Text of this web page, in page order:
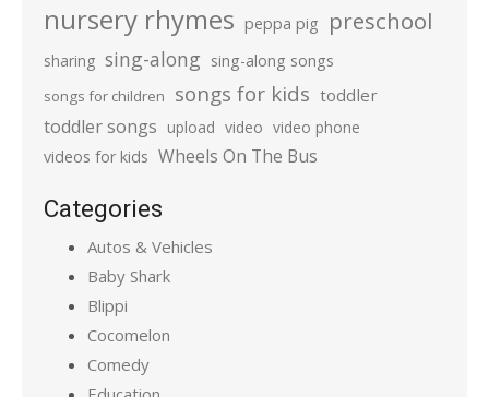
nursery rhymes peppa pig preschool
sharing sing-along sing-along songs
songs for children songs for kids toddler
toddler songs upload video video phone
videos for kids Wheels On The Bus
Categories
Autos & Vehicles
Baby Shark
Blippi
Cocomelon
Comedy